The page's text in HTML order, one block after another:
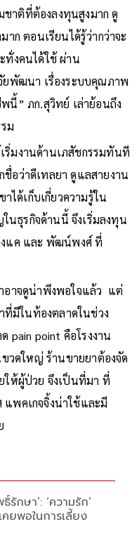
าติที่ต้องลงทุนสูงมาก ดู
าก ตอนเรียนได้รู้ว่ากว่าจะ
ทั่งคนได้ใช้ ผ่าน
ยพัฒนา เรื่องระบบคุณภาพ
นี้” ภก.สุวิทย์ เล่าย้อนถึง
ม
ริ่มงานด้านเภสัชกรรมทันที
อว่าดีเทลยา ดูแลสายงาน
ได้เก็บเกี่ยวความรู้ใน
นธุรกิจด้านนี้ จึงเริ่มลงทุน
งแค และ พัฒน์พงศ์ ที่
อาจดูน่าพึงพอใจแล้ว แต่
มีในท้องตลาดในช่วง
pain point คือโรงงาน
ดใหญ่ ร้านขายยาต้องจัด
ให้ผู้ป่วย จึงเป็นที่มา ที่
พคเกจจิ้งน่าใช้และมี
กษา’: ‘ความรัก’
ยพอในการเลี้ยง